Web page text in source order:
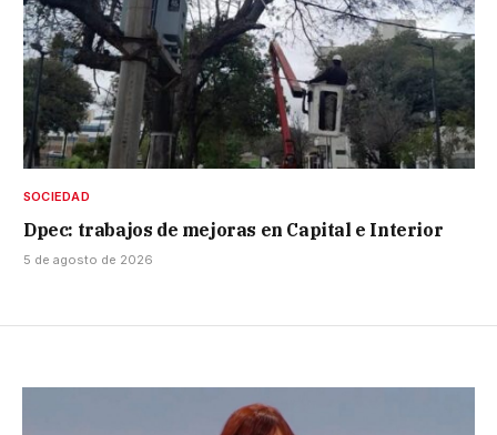
SOCIEDAD
Dpec: trabajos de mejoras en Capital e Interior
5 de agosto de 2026